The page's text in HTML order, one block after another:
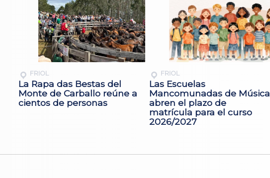
FRIOL
La Rapa das Bestas del
Monte de Carballo reúne a
cientos de personas
FRIOL
Las Escuelas
Mancomunadas de Música
abren el plazo de
matrícula para el curso
2026/2027